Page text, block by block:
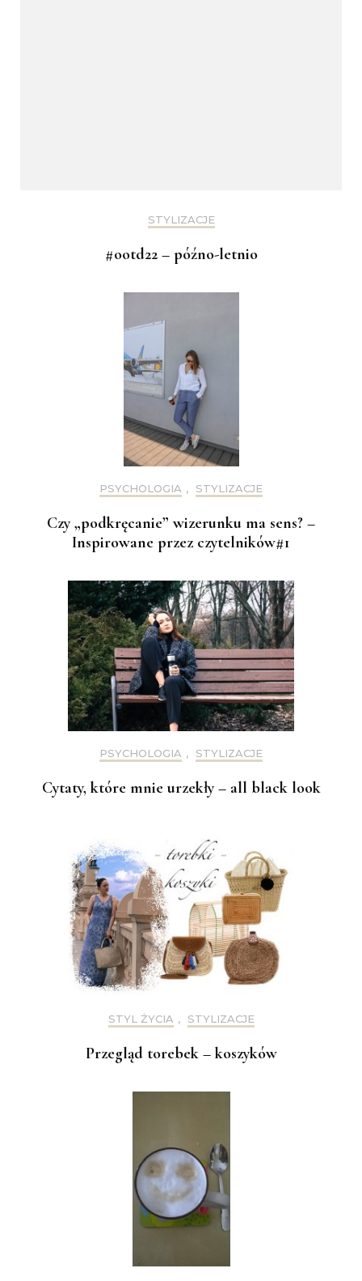
STYLIZACJE
#ootd22 – późno-letnio
PSYCHOLOGIA , STYLIZACJE
Czy „podkręcanie” wizerunku ma sens? –
Inspirowane przez czytelników#1
PSYCHOLOGIA , STYLIZACJE
Cytaty, które mnie urzekły – all black look
STYL ŻYCIA , STYLIZACJE
Przegląd torebek – koszyków